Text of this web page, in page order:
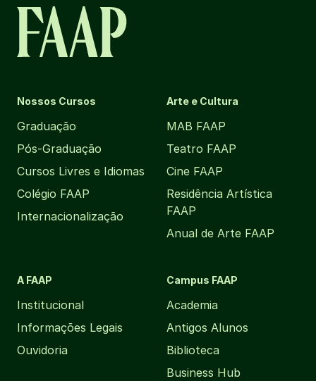
Nossos Cursos
Graduação
Pós-Graduação
Cursos Livres e Idiomas
Colégio FAAP
Internacionalização
Arte e Cultura
MAB FAAP
Teatro FAAP
Cine FAAP
Residência Artística
FAAP
Anual de Arte FAAP
A FAAP
Institucional
Informações Legais
Ouvidoria
Campus FAAP
Academia
Antigos Alunos
Biblioteca
Business Hub